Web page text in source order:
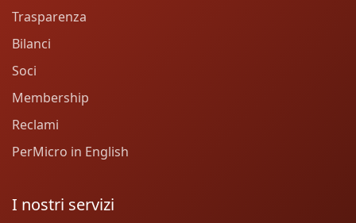
Trasparenza
Bilanci
Soci
Membership
Reclami
PerMicro in English
I nostri servizi